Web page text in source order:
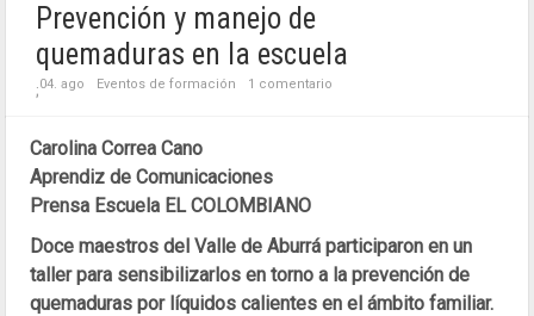
Prevención y manejo de
quemaduras en la escuela
;04. ago Eventos de formación 1 comentario
Carolina Correa Cano
Aprendiz de Comunicaciones
Prensa Escuela EL COLOMBIANO
Doce maestros del Valle de Aburrá participaron en un
taller para sensibilizarlos en torno a la prevención de
quemaduras por líquidos calientes en el ámbito familiar.